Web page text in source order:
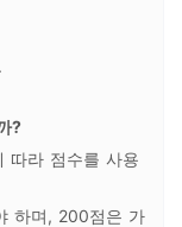
?
따라 점수를 사용
하며, 200점은 가